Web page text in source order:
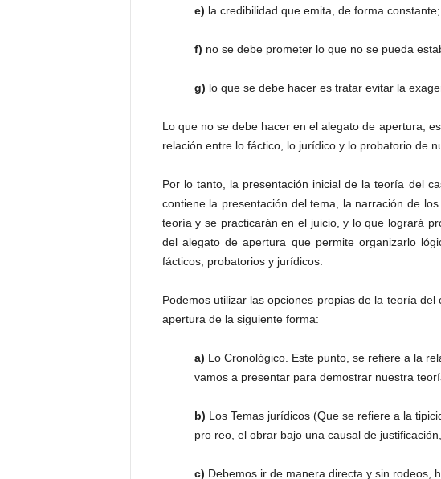
e) la credibilidad que emita, de forma constante;
f) no se debe prometer lo que no se pueda
g) lo que se debe hacer es tratar evitar la
Lo que no se debe hacer en el alegato de apertura,
relación entre lo fáctico, lo jurídico y lo probatorio de
Por lo tanto, la presentación inicial de la teoría del
contiene la presentación del tema, la narración de
teoría y se practicarán en el juicio, y lo que logrará
del alegato de apertura que permite organizarlo
fácticos, probatorios y jurídicos.
Podemos utilizar las opciones propias de la teoría
apertura de la siguiente forma:
a) Lo Cronológico. Este punto, se refiere a la
vamos a presentar para demostrar nuestra
b) Los Temas jurídicos (Que se refiere a la
pro reo, el obrar bajo una causal de
c) Debemos ir de manera directa y sin rodeos,